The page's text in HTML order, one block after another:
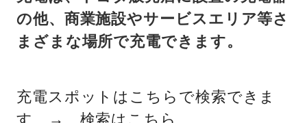
の他、商業施設やサービスエリア等さ
まざまな場所で充電できます。
充電スポットはこちらで検索できま
す → 検索は こちら